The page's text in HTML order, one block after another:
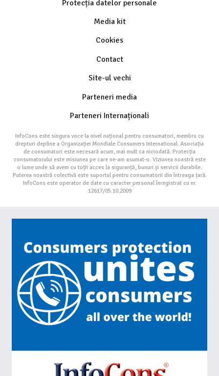
Protecția datelor personale
Media kit
Cookies
Contact
Site-ul vechi
Parteneri media
Parteneri Internaționali
InfoCons este singura voce la nivel național pentru consumatori, membru cu
drepturi depline a Organizației Mondiale Consumers International. Asociația
de consumatori este necesară acum, mai mult ca niciodată. Protecția
consumatorului este misiunea pe care ne-am asumat-o. Viziunea noastră este
o lume unde să avem cu toții acces la siguranță, bunuri și servicii durabile.
Puterea noastră colectivă este suportul pentru consumatorii din întreaga țară.
InfoCons este operator de date cu caracter personal înregistrat cu nr.
12617/05.10.2009